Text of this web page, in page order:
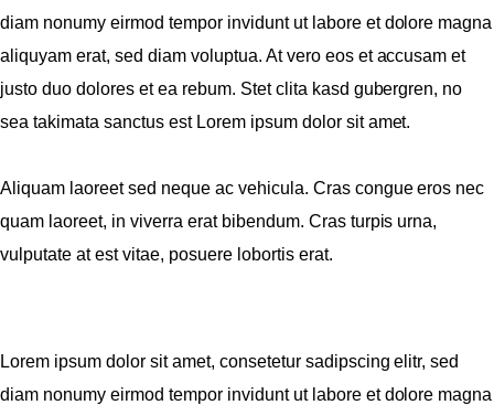
diam nonumy eirmod tempor invidunt ut labore et dolore magna
aliquyam erat, sed diam voluptua. At vero eos et accusam et
justo duo dolores et ea rebum. Stet clita kasd gubergren, no
sea takimata sanctus est Lorem ipsum dolor sit amet.
Aliquam laoreet sed neque ac vehicula. Cras congue eros nec
quam laoreet, in viverra erat bibendum. Cras turpis urna,
vulputate at est vitae, posuere lobortis erat.
Lorem ipsum dolor sit amet, consetetur sadipscing elitr, sed
diam nonumy eirmod tempor invidunt ut labore et dolore magna